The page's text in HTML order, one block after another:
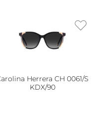
Herrera CH 0061/S
KDX/90